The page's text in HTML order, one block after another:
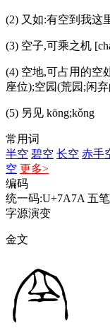
(2) 又如:有空到我这
(3) 空子,可乘之机
(4) 空地,可占用的空
座位);空园(荒园;闲
(5) 另见 kōng;kǒng
常用词
半空 碧空 长空 赤手
空 更多>
编码
统一码:U+7A7A 五
字源演变
金文